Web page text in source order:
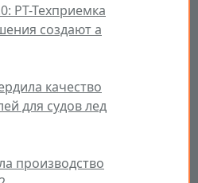
РТ-Техприемка
создают а
качество
для судов лед
производство